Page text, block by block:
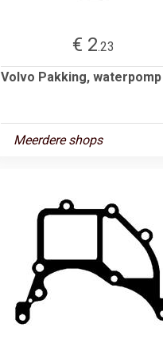
€ 2.23
Volvo Pakking, waterpomp
Meerdere shops